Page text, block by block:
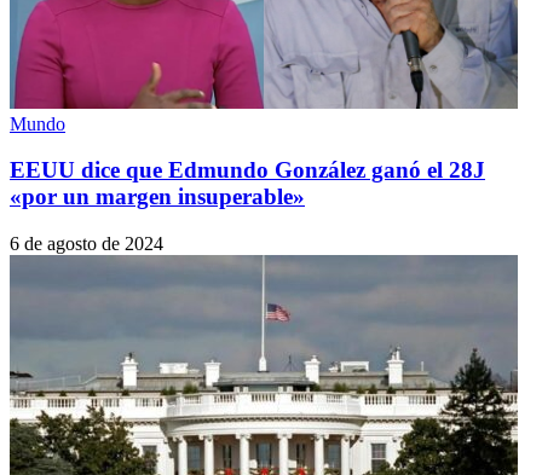
Mundo
EEUU dice que Edmundo González ganó el 28J
«por un margen insuperable»
6 de agosto de 2024